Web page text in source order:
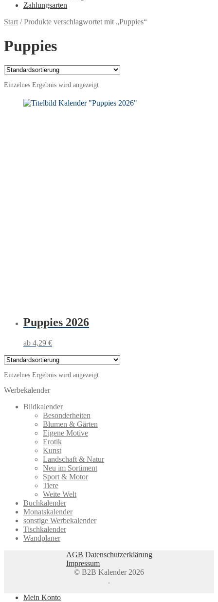
Zahlungsarten
Start /Produkte verschlagwortet mit „Puppies“
Puppies
Einzelnes Ergebnis wird angezeigt
Puppies 2026
4,29 €
Einzelnes Ergebnis wird angezeigt
Werbekalender
Bildkalender
Besonderheiten
Blumen & Gärten
Eigene Motive
Erotik
Kunst
Landschaft & Natur
Neu im Sortiment
Sport & Motor
Tiere
Weite Welt
Buchkalender
Monatskalender
sonstige Werbekalender
Tischkalender
Wandplaner
AGB Datenschutzerklärung
Impressum
© B2B Kalender 2026
.
Mein Konto